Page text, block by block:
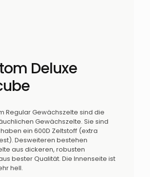
Deluxe
Regular Gewächszelte sind die
Gewächszelte. Sie sind
ein 600D Zeltstoff (extra
Desweiteren bestehen
aus dickeren, robusten
bester Qualität. Die Innenseite ist
hell.